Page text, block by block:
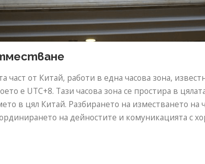
част от Китай, работи в една часова зона,
е UTC+8. Тази часова зона се простира в
в цял Китай. Разбирането на изместването на
на дейностите и комуникацията с